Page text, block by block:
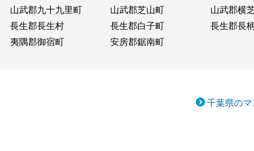
山武郡九十九里町 山武郡芝山町
山武郡横
長生郡長生村 長生郡白子町
長生郡長
夷隅郡御宿町 安房郡鋸南町
千葉県の